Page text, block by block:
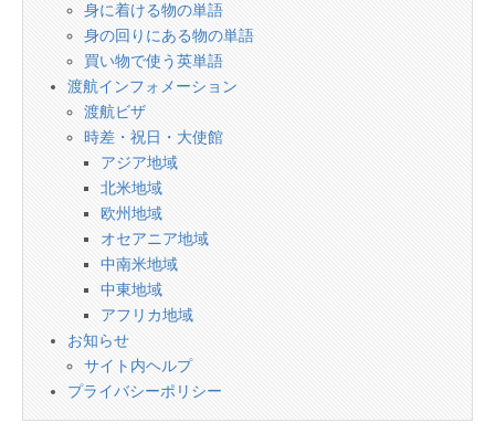
身に着ける物の単語
身の回りにある物の単語
買い物で使う英単語
渡航インフォメーション
渡航ビザ
時差・祝日・大使館
アジア地域
北米地域
欧州地域
オセアニア地域
中南米地域
中東地域
アフリカ地域
お知らせ
サイト内ヘルプ
プライバシーポリシー